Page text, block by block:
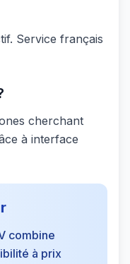
Service français
cherchant
à interface
combine
à prix